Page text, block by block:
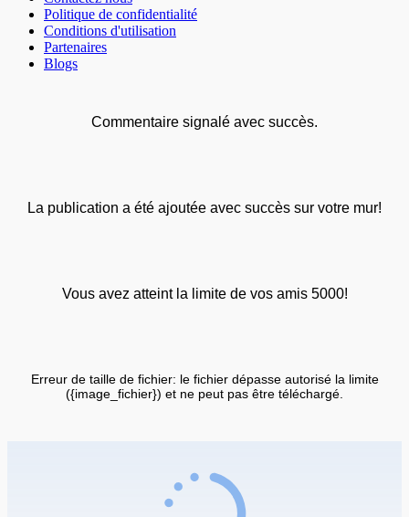
Politique de confidentialité
Conditions d'utilisation
Partenaires
Blogs
Commentaire signalé avec succès.
La publication a été ajoutée avec succès sur votre mur!
Vous avez atteint la limite de vos amis 5000!
Erreur de taille de fichier: le fichier dépasse autorisé la limite
({image_fichier}) et ne peut pas être téléchargé.